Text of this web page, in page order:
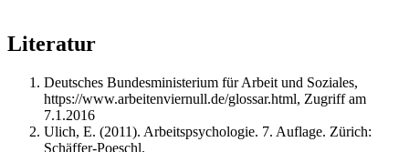
Literatur
Deutsches Bundesministerium für Arbeit und Soziales,
https://www.arbeitenviernull.de/glossar.html, Zugriff am
7.1.2016
Ulich, E. (2011). Arbeitspsychologie. 7. Auflage. Zürich:
Schäffer-Poeschl.